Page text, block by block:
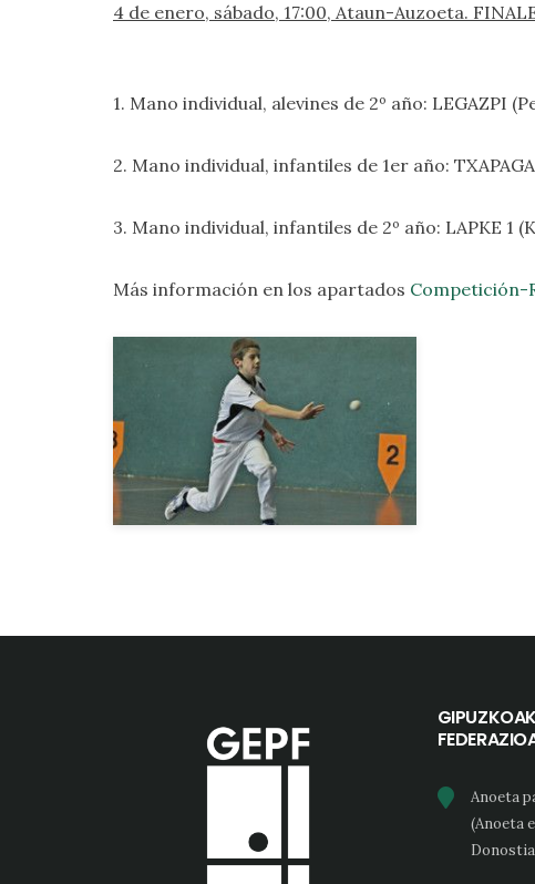
4 de enero, sábado, 17:00, Ataun-Auzoeta.
1. Mano individual, alevines de 2º año: LEGAZPI
2. Mano individual, infantiles de 1er año:
3. Mano individual, infantiles de 2º año: LAPKE 1
Más información en los apartados Competición-
Anoeta
(Anoeta
Donostia